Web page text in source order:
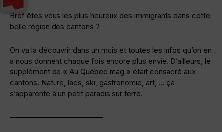
Bref êtes vous les plus heureux des immigrants dans cette
belle région des cantons ?
On va la découvrir dans un mois et toutes les infos qu’on en
a nous donnent chaque fois encore plus envie. D’ailleurs, le
supplément de « Au Québec mag » était consacré aux
cantons. Nature, lacs, ski, gastronomie, art, … ça
s’apparente à un petit paradis sur terre.
————————————–